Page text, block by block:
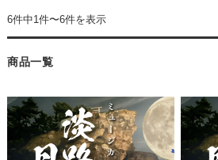
6件中1件〜6件を表示
商品一覧